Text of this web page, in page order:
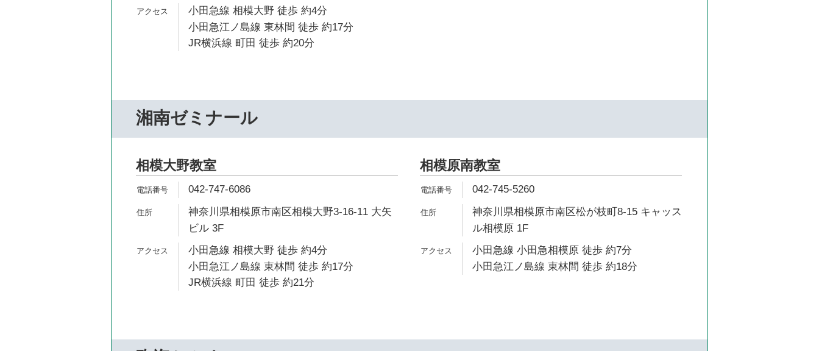
小田急線 相模大野 徒歩 約4分
小田急江ノ島線 東林間 徒歩 約17分
JR横浜線 町田 徒歩 約20分
湘南ゼミナール
相模大野教室
042-747-6086
神奈川県相模原市南区相模大野3-16-11 大矢
ビル 3F
小田急線 相模大野 徒歩 約4分
小田急江ノ島線 東林間 徒歩 約17分
JR横浜線 町田 徒歩 約21分
相模原南教室
042-745-5260
神奈川県相模原市南区松が枝町8-15 キャッス
ル相模原 1F
小田急線 小田急相模原 徒歩 約7分
小田急江ノ島線 東林間 徒歩 約18分